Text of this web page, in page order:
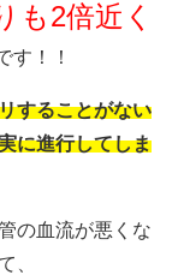
も2倍近く
す！！
することがない
に進行してしま
の血流が悪くな
、